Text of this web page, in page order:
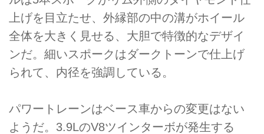
上げを目立たせ、外縁部の中の溝がホイール
全体を大きく見せる、大胆で特徴的なデザイ
ンだ。細いスポークはダークトーンで仕上げ
られて、内径を強調している。
パワートレーンはベース車からの変更はない
ようだ。3.9LのV8ツインターボが発生する